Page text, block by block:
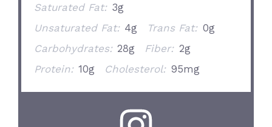
Saturated Fat: 3g
Unsaturated Fat: 4g Trans Fat: 0g
Carbohydrates: 28g Fiber: 2g
Protein: 10g Cholesterol: 95mg